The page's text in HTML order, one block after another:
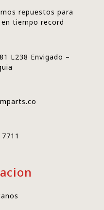
repuestos para
tiempo record
L238 Envigado –